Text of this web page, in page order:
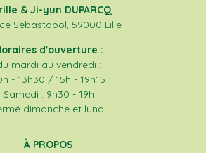
& Ji-yun DUPARCQ
Sébastopol, 59000 Lille
d'ouverture :
mardi au vendredi :
- 13h30 / 15h - 19h15
Samedi : 9h30 - 19h
dimanche et lundi
À PROPOS